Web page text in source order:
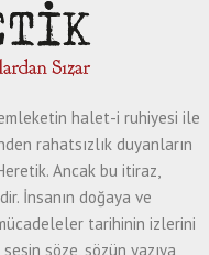
halet-i ruhiyesi ile
rahatsızlık duyanların
Ancak bu itiraz,
İnsanın doğaya ve
tarihinin izlerini
söze, sözün yazıya